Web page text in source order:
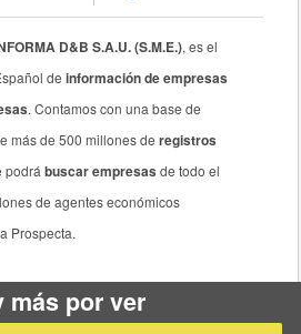
D&B S.A.U. (S.M.E.), es el
deinformación de empresas
. Contamos con una base de
más de 500 millones deregistros
podrábuscar empresas de todo el
de agentes económicos
Prospecta.
más por ver